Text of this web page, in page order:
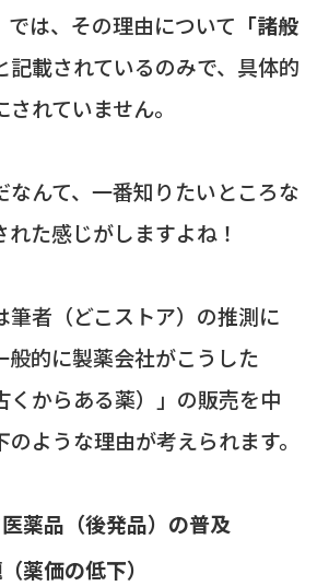
では、その理由について 「諸般
記載されているのみで、具体的
れていません。
なんて、一番知りたいところな
た感じがしますよね！
筆者（どこストア）の推測に
般的に製薬会社がこうした
くからある薬）」の販売を中
ような理由が考えられます。
薬品（後発品）の普及
薬価の低下）